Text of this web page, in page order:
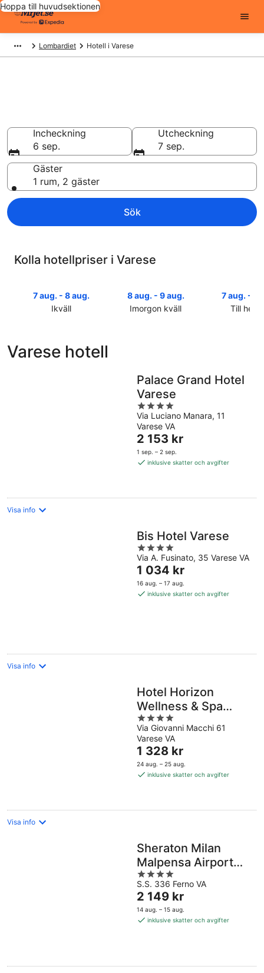
Hoppa till huvudsektionen
Lombardiet Hotell i Varese
Incheckning
6 sep.
Utcheckning
7 sep.
Gäster
1 rum, 2 gäster
Sök
Kolla hotellpriser i Varese
7 aug. - 8 aug.
Ikväll
Varese
8 aug. - 9 aug.
Imorgon kväll
imorgon
natt,
aug.
aug.
7 aug. - 9
Till
helgen,
-
Varese hotell
Palace Grand Hotel
Varese
4
out
of
5
Via Luciano Manara, 11
Varese VA
Priset
är
2 153 kr
2 153 kr
1 sep. – 2 sep.
inklusive skatter och avgifter
Visa info
Bis Hotel Varese
4
out
of
5
Via A. Fusinato, 35 Varese VA
Priset
är
1 034 kr
1 034 kr
16 aug. – 17 aug.
inklusive skatter och avgifter
Visa info
Hotel Horizon
Wellness & Spa
Resort, BW
Signature Collection
4
out
of
5
Via Giovanni Macchi 61
Varese VA
Priset
är
1 328 kr
1 328 kr
24 aug. – 25 aug.
inklusive skatter och avgifter
Visa info
Sheraton Milan
Malpensa Airport
Hotel & Conference
Center
4
out
of
5
S.S. 336 Ferno VA
Priset
är
2 149 kr
2 149 kr
14 aug. – 15 aug.
inklusive skatter och avgifter